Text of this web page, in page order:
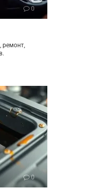
0
ремонт,
0